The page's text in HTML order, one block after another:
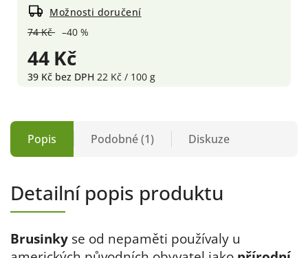
74 Kč –40 %
44 Kč
39 Kč bez DPH 22 Kč / 100 g
Možnosti doručení
Popis Podobné (1) Diskuze
Detailní popis produktu
Brusinky se od nepaměti používaly u